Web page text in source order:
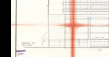
关于M+藏品